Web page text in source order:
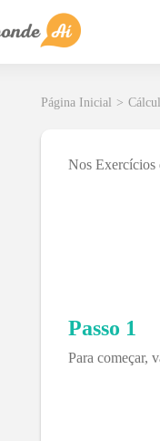
Página Inicial >
Nos Exercícios
Passo 1
Para começar,